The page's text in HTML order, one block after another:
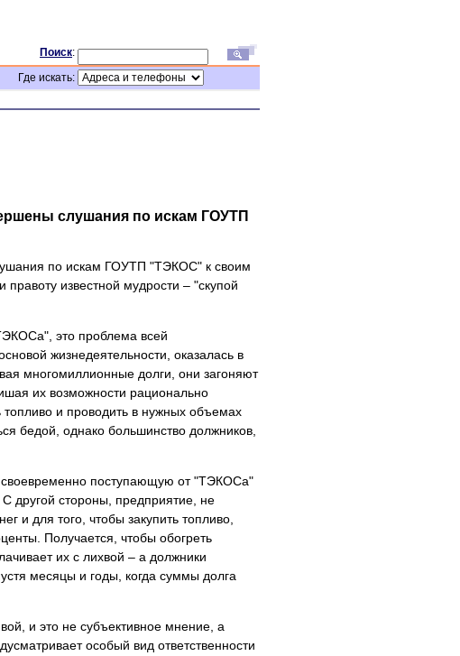
Поиск:
Где искать:
слушания по искам ГОУТП
по искам ГОУТП "ТЭКОС" к своим
известной мудрости – "скупой
это проблема всей
жизнедеятельности, оказалась в
многомиллионные долги, они загоняют
их возможности рационально
топливо и проводить в нужных объемах
бедой, однако большинство должников,
своевременно поступающую от "ТЭКОСа"
другой стороны, предприятие, не
и для того, чтобы закупить топливо,
Получается, чтобы обогреть
их с лихвой – а должники
месяцы и годы, когда суммы долга
и это не субъективное мнение, а
особый вид ответственности